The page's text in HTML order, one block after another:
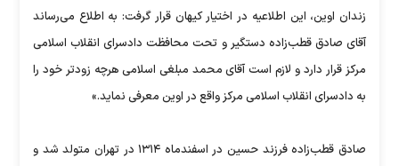
زندان اوین، این اطلاعیه در اختیار کیهان قرار گرفت: به اطلاع می‌رساند
آقای صادق قطب‌زاده دستگیر و تحت محافظت دادسرای انقلاب اسلامی
مرکز قرار دارد و لازم است آقای محمد مبلغی اسلامی هرچه زود‌تر خود را
به دادسرای انقلاب اسلامی مرکز واقع در اوین معرفی نماید.»
صادق قطب‌زاده فرزند حسین در اسفندماه ۱۳۱۴ در تهران متولد شد و